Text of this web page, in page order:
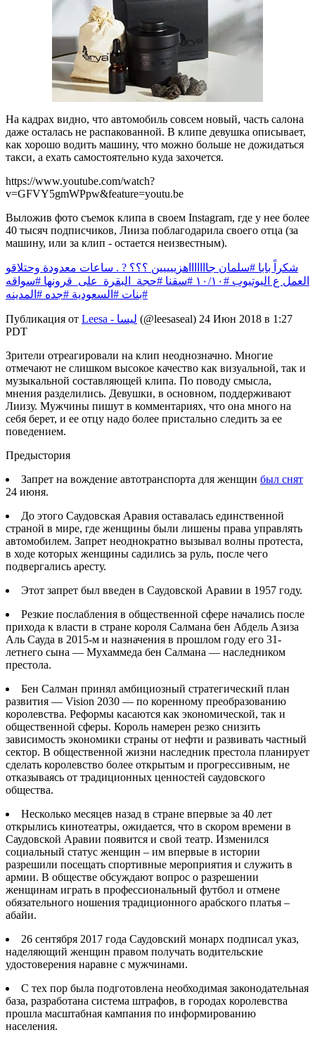
На кадрах видно, что автомобиль совсем новый, часть салона
даже осталась не распакованной. В клипе девушка описывает,
как хорошо водить машину, что можно больше не дожидаться
такси, а ехать самостоятельно куда захочется.
https://www.youtube.com/watch?
v=GFVY5gmWPpw&feature=youtu.be
Выложив фото съемок клипа в своем Instagram, где у нее более
40 тысяч подписчиков, Лииза поблагодарила своего отца (за
машину, или за клип - остается неизвестным).
شكراً بابا #سلمان جاااااااهزييييين ؟؟؟ ? . ساعات معدودة وحتلاقو
العمل ع اليوتيوب #١٠/١٠ #سقنا #حجة_البقرة_على_قرونها #سواقه
#بنات #السعودية #جده #المدينه
Публикация от Leesa - ليسا (@leesaseal) 24 Июн 2018 в 1:27
PDT
Зрители отреагировали на клип неоднозначно. Многие
отмечают не слишком высокое качество как визуальной, так и
музыкальной составляющей клипа. По поводу смысла,
мнения разделились. Девушки, в основном, поддерживают
Лиизу. Мужчины пишут в комментариях, что она много на
себя берет, и ее отцу надо более пристально следить за ее
поведением.
Предыстория
Запрет на вождение автотранспорта для женщин был снят
24 июня.
До этого Саудовская Аравия оставалась единственной
страной в мире, где женщины были лишены права управлять
автомобилем. Запрет неоднократно вызывал волны протеста,
в ходе которых женщины садились за руль, после чего
подвергались аресту.
Этот запрет был введен в Саудовской Аравии в 1957 году.
Резкие послабления в общественной сфере начались после
прихода к власти в стране короля Салмана бен Абдель Азиза
Аль Сауда в 2015-м и назначения в прошлом году его 31-
летнего сына — Мухаммеда бен Салмана — наследником
престола.
Бен Салман принял амбициозный стратегический план
развития — Vision 2030 — по коренному преобразованию
королевства. Реформы касаются как экономической, так и
общественной сферы. Король намерен резко снизить
зависимость экономики страны от нефти и развивать частный
сектор. В общественной жизни наследник престола планирует
сделать королевство более открытым и прогрессивным, не
отказываясь от традиционных ценностей саудовского
общества.
Несколько месяцев назад в стране впервые за 40 лет
открылись кинотеатры, ожидается, что в скором времени в
Саудовской Аравии появится и свой театр. Изменился
социальный статус женщин – им впервые в истории
разрешили посещать спортивные мероприятия и служить в
армии. В обществе обсуждают вопрос о разрешении
женщинам играть в профессиональный футбол и отмене
обязательного ношения традиционного арабского платья –
абайи.
26 сентября 2017 года Саудовский монарх подписал указ,
наделяющий женщин правом получать водительские
удостоверения наравне с мужчинами.
С тех пор была подготовлена необходимая законодательная
база, разработана система штрафов, в городах королевства
прошла масштабная кампания по информированию
населения.